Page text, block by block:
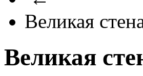
Великая
Великая